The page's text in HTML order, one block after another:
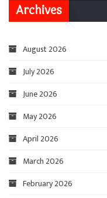
Archives
August 2026
July 2026
June 2026
May 2026
April 2026
March 2026
February 2026